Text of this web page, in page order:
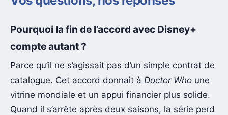
Pourquoi la fin de l’accord avec Disney+
compte autant ?
Parce qu’il ne s’agissait pas d’un simple contrat de
catalogue. Cet accord donnait à Doctor Who une
vitrine mondiale et un appui financier plus solide.
Quand il s’arrête après deux saisons, la série perd